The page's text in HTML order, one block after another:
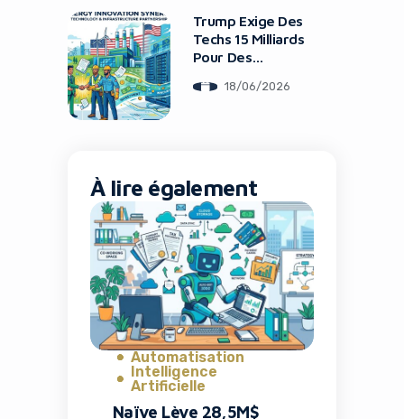
Trump Exige Des
Techs 15 Milliards
Pour Des
Électriques
18/06/2026
À lire également
Automatisation
Intelligence
Artificielle
Naïve Lève 28,5M$